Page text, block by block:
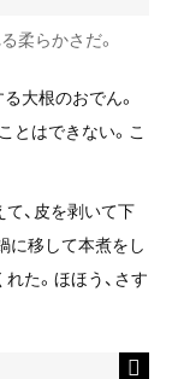
柔らかさだ。
大根のおでん。
とはできない。こ
、皮を剥いて下
に移して本煮をし
た。ほほう、さす